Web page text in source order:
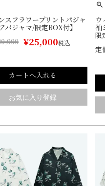
スフラワープリントパジャ
パジャマ/限定BOX付】
¥25,000税込
カートへ入れる
ウ
袖
限
定